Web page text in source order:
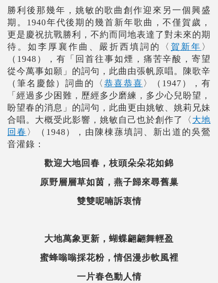
勝利後那幾年，姚敏的歌曲創作迎來另一個興盛
期。1940年代後期的幾首新年歌曲，不僅賀歲，
更是慶祝抗戰勝利，不約而同地表達了對未來的期
待。如李厚襄作曲、嚴折西填詞的〈 賀新年 〉
（1948），有「回首往事如煙，痛苦辛酸，寄望
從今萬事如願」的詞句，此曲由張帆原唱。陳歌辛
（筆名慶餘）詞曲的〈 恭喜恭喜 〉（1947），有
「經過多少困難，歷經多少磨練，多少心兒盼望，
盼望春的消息」的詞句，此曲更由姚敏、姚莉兄妹
合唱。大概受此影響，姚敏自己也於創作了〈 大地
回春 〉（1948），由陳棟蓀填詞、新出道的吳鶯
音灌錄：
歡迎大地回春，枝頭朵朵花如錦
原野層層草如茵，燕子歸來尋舊巢
雙雙呢喃訴衷情
大地萬象更新，蝴蝶翩翩舞輕盈
蜜蜂嗡嗡採花粉，情侶漫步軟風裡
一片春色動人情